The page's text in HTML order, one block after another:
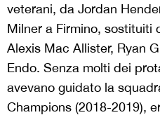
veterani, da Jordan
Milner a Firmino, sostituiti
Alexis Mac Allister, Ryan
Endo. Senza molti dei
avevano guidato la
Champions (2018-2019),